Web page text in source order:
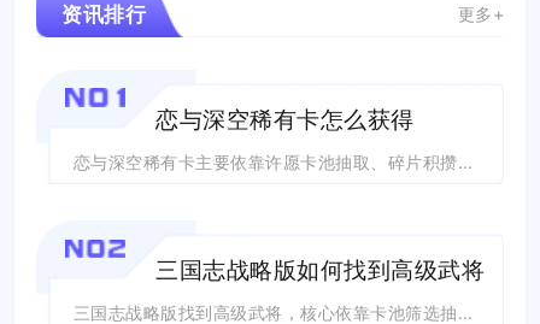
资讯排行 更多+
NO1
恋与深空稀有卡怎么获得
恋与深空稀有卡主要依靠许愿卡池抽取、碎片积攒合成、活动奖励以及累抽珍匣兑换这四大...
NO2
三国志战略版如何找到高级武将
三国志战略版找到高级武将，核心依靠卡池筛选抽卡、求贤令定向兑换，搭配寻访、赛季奖...